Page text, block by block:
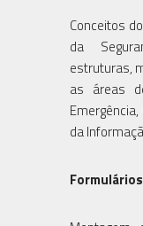
Conceitos
da
estruturas,
as áreas
da